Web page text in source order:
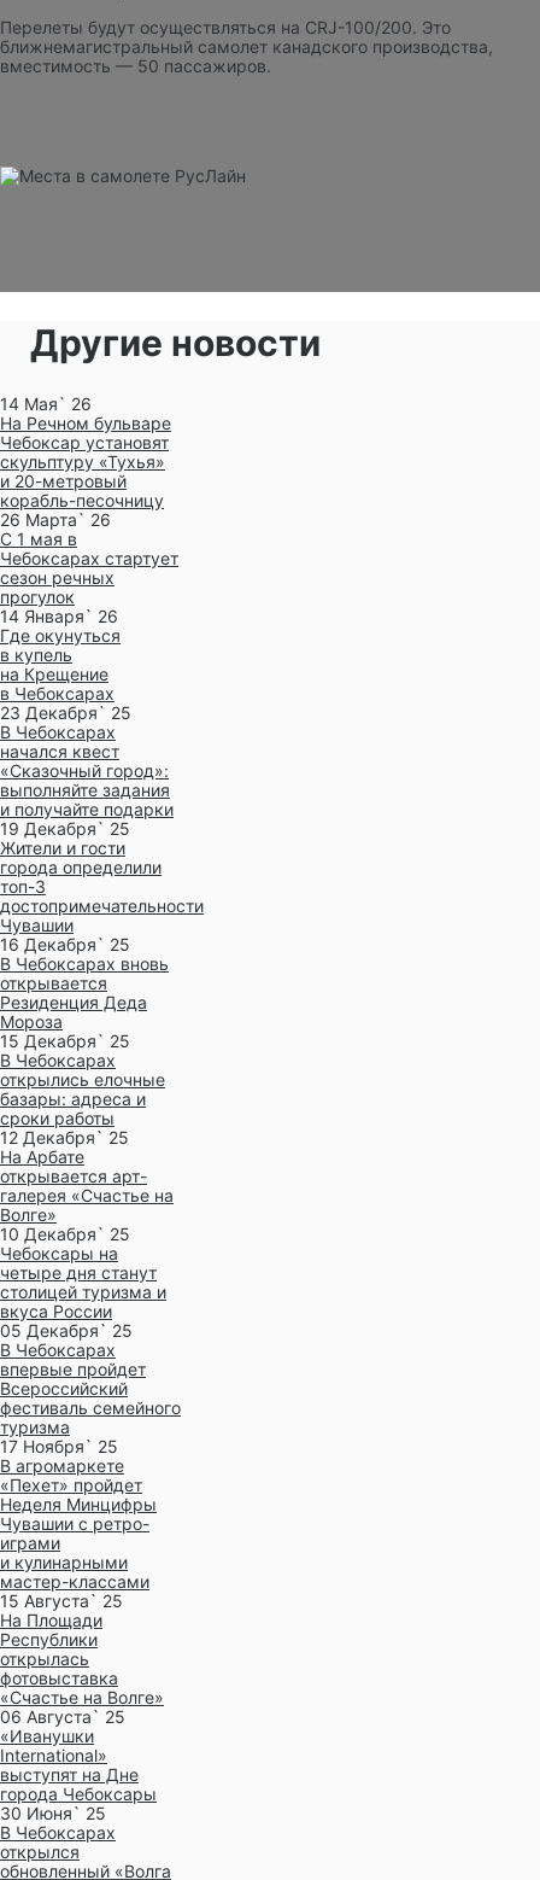
Перелеты будут осуществляться на CRJ-100/200. Это
ближнемагистральный самолет канадского производства,
вместимость — 50 пассажиров.
Другие новости
14 Мая` 26
На Речном бульваре
Чебоксар установят
скульптуру «Тухья»
и 20-метровый
корабль-песочницу
26 Марта` 26
С 1 мая в
Чебоксарах стартует
сезон речных
прогулок
14 Января` 26
Где окунуться
в купель
на Крещение
в Чебоксарах
23 Декабря` 25
В Чебоксарах
начался квест
«Сказочный город»:
выполняйте задания
и получайте подарки
19 Декабря` 25
Жители и гости
города определили
топ-3
достопримечательности
Чувашии
16 Декабря` 25
В Чебоксарах вновь
открывается
Резиденция Деда
Мороза
15 Декабря` 25
В Чебоксарах
открылись елочные
базары: адреса и
сроки работы
12 Декабря` 25
На Арбате
открывается арт-
галерея «Счастье на
Волге»
10 Декабря` 25
Чебоксары на
четыре дня станут
столицей туризма и
вкуса России
05 Декабря` 25
В Чебоксарах
впервые пройдет
Всероссийский
фестиваль семейного
туризма
17 Ноября` 25
В агромаркете
«Пехет» пройдет
Неделя Минцифры
Чувашии с ретро-
играми
и кулинарными
мастер-классами
15 Августа` 25
На Площади
Республики
открылась
фотовыставка
«Счастье на Волге»
06 Августа` 25
«Иванушки
International»
выступят на Дне
города Чебоксары
30 Июня` 25
В Чебоксарах
открылся
обновленный «Волга